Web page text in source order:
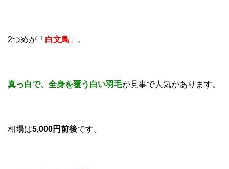
2つめが「 白文鳥 」。
真っ白で、全身を覆う白い羽毛が見事で人気があります。
相場は5,000円前後です。